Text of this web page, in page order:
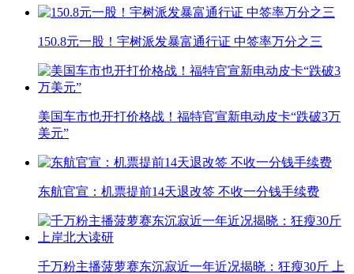
150.8元一股！宇树派发暴富通行证 中签率万分之三
美国车市也开打价格战！福特官宣新电动皮卡“跌破3万
美元”
东航官宣：机票提前14天退改签 不收一分钱手续费
千万粉主播菠萝赛东沉寂近一年近况揭晓：狂瘦30斤 上